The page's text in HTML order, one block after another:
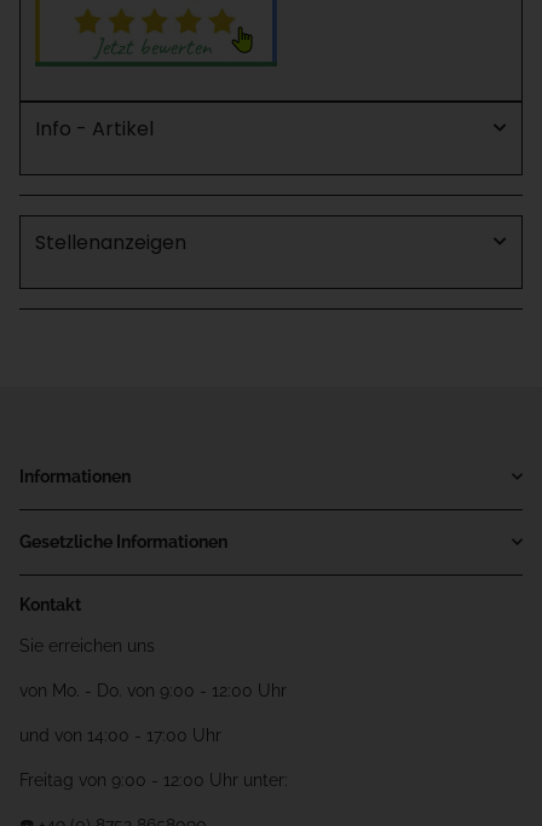
Info - Artikel
Stellenanzeigen
Informationen
Gesetzliche Informationen
Kontakt
Sie erreichen uns
von Mo. - Do. von 9:00 - 12:00 Uhr
und von 14:00 - 17:00 Uhr
Freitag von 9:00 - 12:00 Uhr unter: